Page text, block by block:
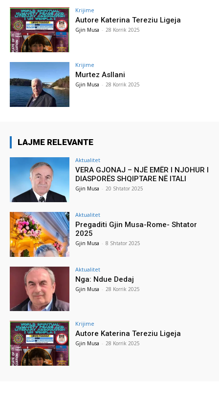
Krijime
Autore Katerina Tereziu Ligeja
Gjin Musa - 28 Korrik 2025
Krijime
Murtez Asllani
Gjin Musa - 28 Korrik 2025
LAJME RELEVANTE
Aktualitet
VERA GJONAJ – NJË EMËR I NJOHUR I
DIASPORËS SHQIPTARE NË ITALI
Gjin Musa - 20 Shtator 2025
Aktualitet
Pregaditi Gjin Musa-Rome- Shtator
2025
Gjin Musa - 8 Shtator 2025
Aktualitet
Nga: Ndue Dedaj
Gjin Musa - 28 Korrik 2025
Krijime
Autore Katerina Tereziu Ligeja
Gjin Musa - 28 Korrik 2025